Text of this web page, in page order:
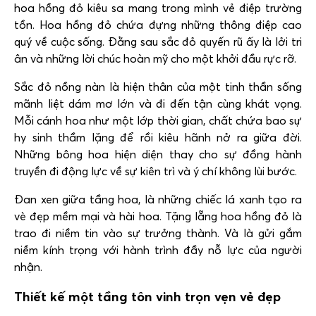
hoa hồng đỏ kiêu sa mang trong mình vẻ điệp trường
tồn. Hoa hồng đỏ chứa đựng những thông điệp cao
quý về cuộc sống. Đằng sau sắc đỏ quyến rũ ấy là lởi tri
ân và những lời chúc hoàn mỹ cho một khởi đầu rực rỡ.
Sắc đỏ nồng nàn là hiện thân của một tinh thần sống
mãnh liệt dám mơ lớn và đi đến tận cùng khát vọng.
Mỗi cánh hoa như một lớp thời gian, chất chứa bao sự
hy sinh thầm lặng để rồi kiêu hãnh nở ra giữa đời.
Những bông hoa hiện diện thay cho sự đồng hành
truyền đi động lực về sự kiên trì và ý chí không lùi bước.
Đan xen giữa tầng hoa, là những chiếc lá xanh tạo ra
vè đẹp mềm mại và hài hoa. Tặng lẵng hoa hồng đỏ là
trao đi niềm tin vào sự trưởng thành. Và là gửi gắm
niềm kính trọng với hành trình đầy nỗ lực của người
nhận.
Thiết kế một tầng tôn vinh trọn vẹn vẻ đẹp